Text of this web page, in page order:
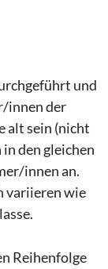
und
innen der
alt sein (nicht
den gleichen
innen an.
variieren wie
Reihenfolge